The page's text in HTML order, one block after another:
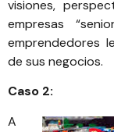
visiones,
empresas
emprendedores
de sus negocios.
Caso 2:
A